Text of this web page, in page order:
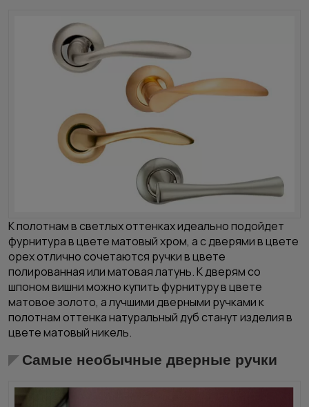
К полотнам в светлых оттенках идеально подойдет
фурнитура в цвете матовый хром, а с дверями в цвете
орех отлично сочетаются ручки в цвете
полированная или матовая латунь. Кдверям со
шпономвишни можно купить фурнитуру в цвете
матовое золото, а лучшими дверными ручками к
полотнам оттенка натуральный дуб станут изделия в
цвете матовый никель.
Самые необычные дверные ручки